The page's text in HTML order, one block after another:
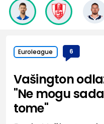
Euroleague 6
Vašington
"Ne mogu
tome"